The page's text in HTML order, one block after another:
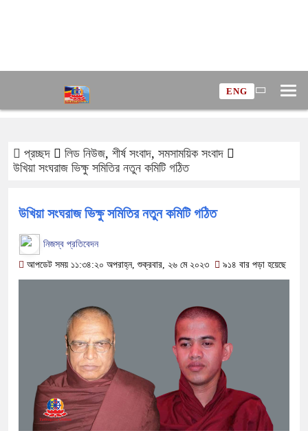
ENG
প্রচ্ছদ লিড নিউজ, শীর্ষ সংবাদ, সমসাময়িক সংবাদ
উখিয়া সংঘরাজ ভিক্ষু সমিতির নতুন কমিটি গঠিত
উখিয়া সংঘরাজ ভিক্ষু সমিতির নতুন কমিটি গঠিত
নিজস্ব প্রতিবেদন
আপডেট সময় ১১:৩৪:২০ অপরাহ্ন, শুক্রবার, ২৬ মে ২০২৩
৯১৪ বার পড়া হয়েছে